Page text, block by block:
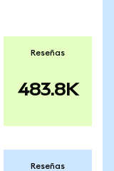
Reseñas
483.8K
Reseñas